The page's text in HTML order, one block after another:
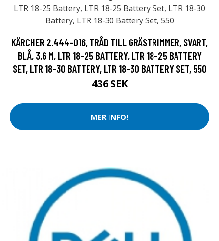
KÄRCHER 2.444-016, TRÅD TILL GRÄSTRIMMER, SVART,
BLÅ, 3,6 M, LTR 18-25 BATTERY, LTR 18-25 BATTERY
SET, LTR 18-30 BATTERY, LTR 18-30 BATTERY SET, 550
436 SEK
MER INFO!